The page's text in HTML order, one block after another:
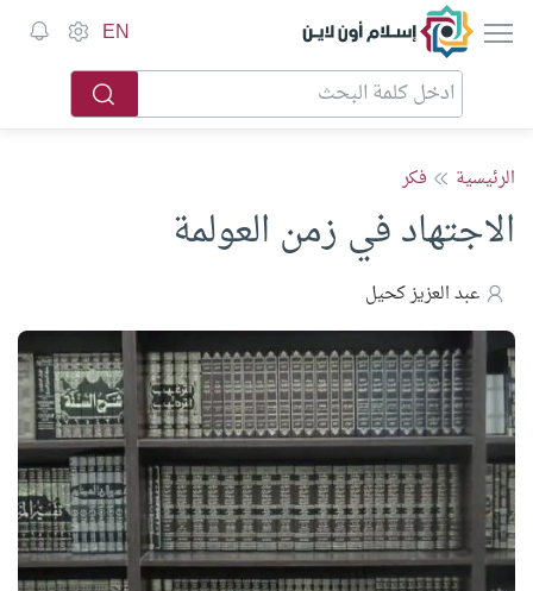
إسلام أون لاين EN
الرئيسية فكر
الاجتهاد في زمن العولمة
عبد العزيز كحيل